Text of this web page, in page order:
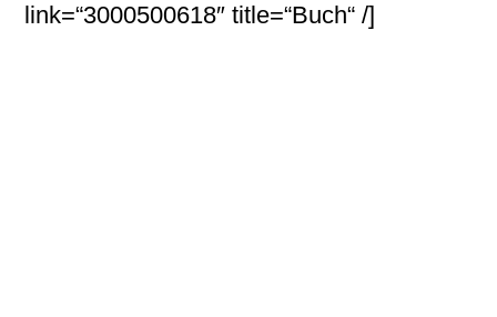
link=“3000500618″ title=“Buch“ /]